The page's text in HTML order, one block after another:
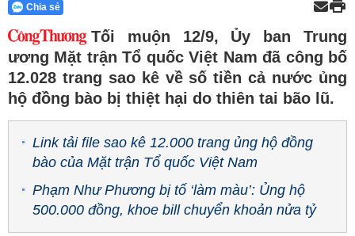
Chia sẻ
Tối muộn 12/9, Ủy ban Trung
ương Mặt trận Tổ quốc Việt Nam đã công bố
12.028 trang sao kê về số tiền cả nước ủng
hộ đồng bào bị thiệt hại do thiên tai bão lũ.
Link tải file sao kê 12.000 trang ủng hộ đồng
bào của Mặt trận Tổ quốc Việt Nam
Phạm Như Phương bị tố ‘làm màu’: Ủng hộ
500.000 đồng, khoe bill chuyển khoản nửa tỷ